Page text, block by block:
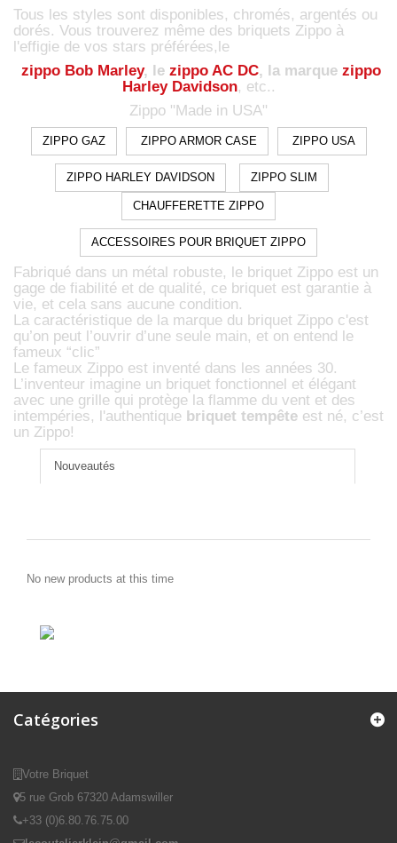
Tous les styles sont disponibles, chromés, argentés ou
dorés. Vous trouverez même des briquets Zippo à
l'effigie de vos stars préférées,le
zippo Bob Marley, le zippo AC DC, la marque zippo
Harley Davidson, etc..
Zippo "Made in USA"
ZIPPO GAZ ZIPPO ARMOR CASE ZIPPO USA
ZIPPO HARLEY DAVIDSON ZIPPO SLIM
CHAUFFERETTE ZIPPO
ACCESSOIRES POUR BRIQUET ZIPPO
Fabriqué dans un métal robuste, le briquet Zippo est un
gage de fiabilité et de qualité, ce briquet est garantie à
vie, et cela sans aucune condition.
La caractéristique de la marque du briquet Zippo c'est
qu’on peut l’ouvrir d’une seule main, et on entend le
fameux “clic”
Le fameux Zippo est inventé dans les années 30.
L’inventeur imagine un briquet fonctionnel et élégant
avec une grille qui protège la flamme du vent et des
intempéries, l'authentique briquet tempête est né, c’est
un Zippo!
Nouveautés
No new products at this time
Catégories
Votre Briquet
5 rue Grob 67320 Adamswiller
+33 (0)6.80.76.75.00